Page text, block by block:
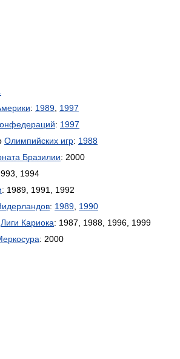
: 1989 1997
: 1997
Олимпийских игр: 1988
Бразилии: 2000
1994
: 1989, 1991, 1992
: 1989 1990
Лиги Кариока: 1987, 1988, 1996, 1999
: 2000